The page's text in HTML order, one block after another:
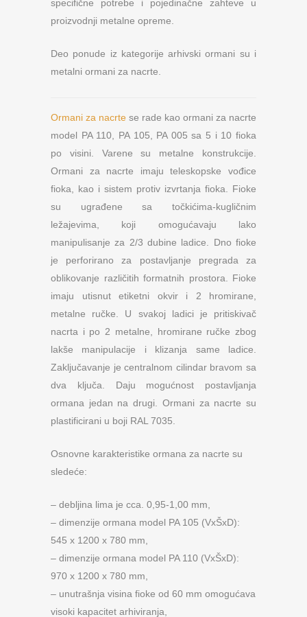
specifične potrebe i pojedinačne zahteve u
proizvodnji metalne opreme.
Deo ponude iz kategorije arhivski ormani su i
metalni ormani za nacrte.
Ormani za nacrte se rade kao ormani za nacrte
model PA 110, PA 105, PA 005 sa 5 i 10 fioka
po visini. Varene su metalne konstrukcije.
Ormani za nacrte imaju teleskopske vođice
fioka, kao i sistem protiv izvrtanja fioka. Fioke
su ugrađene sa točkićima-kugličnim
ležajevima, koji omogućavaju lako
manipulisanje za 2/3 dubine ladice. Dno fioke
je perforirano za postavljanje pregrada za
oblikovanje različitih formatnih prostora. Fioke
imaju utisnut etiketni okvir i 2 hromirane,
metalne ručke. U svakoj ladici je pritiskivač
nacrta i po 2 metalne, hromirane ručke zbog
lakše manipulacije i klizanja same ladice.
Zaključavanje je centralnom cilindar bravom sa
dva ključa. Daju mogućnost postavljanja
ormana jedan na drugi. Ormani za nacrte su
plastificirani u boji RAL 7035.
Osnovne karakteristike ormana za nacrte su
sledeće:
– debljina lima je cca. 0,95-1,00 mm,
– dimenzije ormana model PA 105 (VxŠxD):
545 x 1200 x 780 mm,
– dimenzije ormana model PA 110 (VxŠxD):
970 x 1200 x 780 mm,
– unutrašnja visina fioke od 60 mm omogućava
visoki kapacitet arhiviranja,